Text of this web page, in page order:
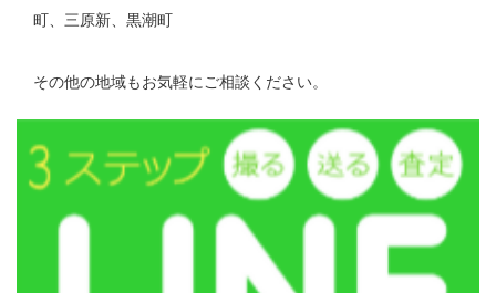
町、三原新、黒潮町
その他の地域もお気軽にご相談ください。